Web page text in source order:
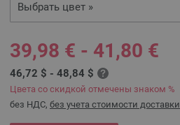
Выбрать цвет »
39,98 € - 41,80 €
46,72 $ - 48,84 $
Цвета со скидкой отмечены знаком %
без НДС, без учета стоимости доставки